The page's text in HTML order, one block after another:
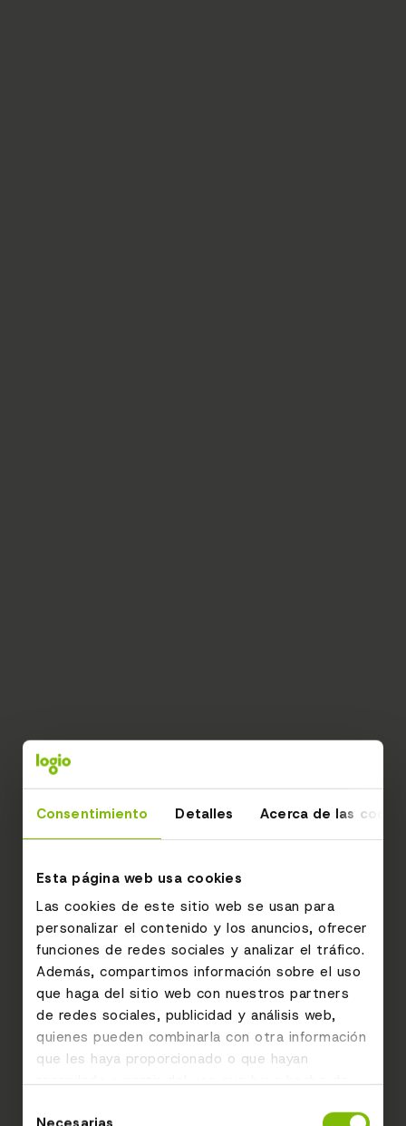
Consentimiento Detalles Acerca de las
Esta página web usa cookies
Las cookies de este sitio web se usan para
personalizar el contenido y los anuncios, ofrecer
funciones de redes sociales y analizar el tráfico.
Además, compartimos información sobre el uso
que haga del sitio web con nuestros partners
de redes sociales, publicidad y análisis web,
quienes pueden combinarla con otra información
que les haya proporcionado o que hayan
recopilado a partir del uso que haya hecho de